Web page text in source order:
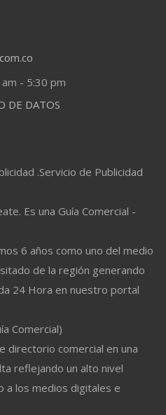
- 5:30 pm
DE DATOS
.Servicio de Publicidad
Es una Guía Comercial -
6 años como uno del medio
de la región generando
24 Hora en nuestro portal
Comercial)
directorio comercial en una
reflejando un alto nivel
a los medios digitales e